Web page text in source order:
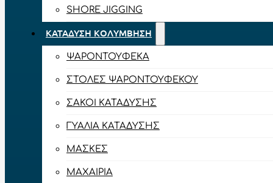
SHORE JIGGING
ΚΑΤΆΔΥΣΗ ΚΟΛΎΜΒΗΣΗ
ΨΑΡΟΝΤΟΎΦΕΚΑ
ΣΤΟΛΈΣ ΨΑΡΟΝΤΟΎΦΕΚΟΥ
ΣΆΚΟΙ ΚΑΤΆΔΥΣΗΣ
ΓΥΑΛΙΆ ΚΑΤΆΔΥΣΗΣ
ΜΆΣΚΕΣ
ΜΑΧΑΊΡΙΑ